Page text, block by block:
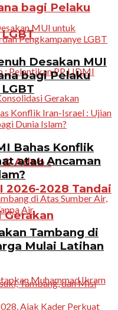
bagi Pelaku
Adab :
2026-2028 Tandai
Gerakan
Desakan MUI
bagi Pelaku
Bahas Konflik
atau Ancaman
Tambang di
Mulai Latihan